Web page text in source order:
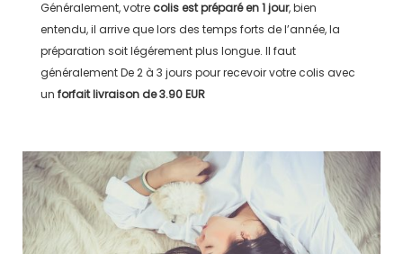
Généralement, votre colis est préparé en1 jour, bien
entendu, il arrive que lors des temps forts de l’année, la
préparation soit légérement plus longue. Il faut
généralementDe 2 à 3 jours pour recevoir votre colis avec
un forfait livraison de3.90 EUR